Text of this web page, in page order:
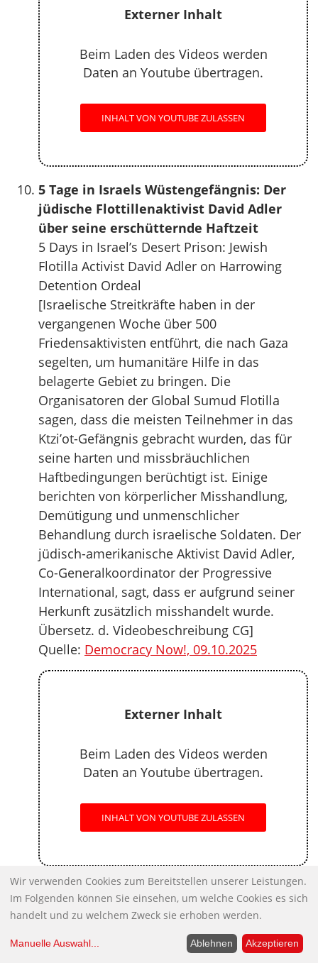
Externer Inhalt
Beim Laden des Videos werden
Daten an Youtube übertragen.
INHALT VON YOUTUBE ZULASSEN
5 Tage in Israels Wüstengefängnis: Der
jüdische Flottillenaktivist David Adler
über seine erschütternde Haftzeit
5 Days in Israel’s Desert Prison: Jewish
Flotilla Activist David Adler on Harrowing
Detention Ordeal
[Israelische Streitkräfte haben in der
vergangenen Woche über 500
Friedensaktivisten entführt, die nach Gaza
segelten, um humanitäre Hilfe in das
belagerte Gebiet zu bringen. Die
Organisatoren der Global Sumud Flotilla
sagen, dass die meisten Teilnehmer in das
Ktzi’ot-Gefängnis gebracht wurden, das für
seine harten und missbräuchlichen
Haftbedingungen berüchtigt ist. Einige
berichten von körperlicher Misshandlung,
Demütigung und unmenschlicher
Behandlung durch israelische Soldaten. Der
jüdisch-amerikanische Aktivist David Adler,
Co-Generalkoordinator der Progressive
International, sagt, dass er aufgrund seiner
Herkunft zusätzlich misshandelt wurde.
Übersetz. d. Videobeschreibung CG]
Quelle: Democracy Now!, 09.10.2025
Externer Inhalt
Beim Laden des Videos werden
Daten an Youtube übertragen.
INHALT VON YOUTUBE ZULASSEN
Können wir uns eine Regierung leisten,
die nicht durch sauber ausgezählte
Endlich gibt es Bewegung bei der
Wir verwenden Cookies zum Bereitstellen unserer Leistungen.
Im Folgenden können Sie einsehen, um welche Cookies es sich
handelt und zu welchem Zweck sie erhoben werden.
Manuelle Auswahl... Ablehnen Akzeptieren